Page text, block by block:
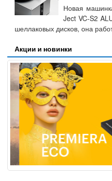
Новая
Ject VC-S2
шеллаковых дисков, она
Акции и новинки